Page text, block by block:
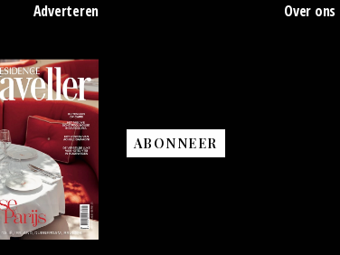
Adverteren Over ons
ABONNEER